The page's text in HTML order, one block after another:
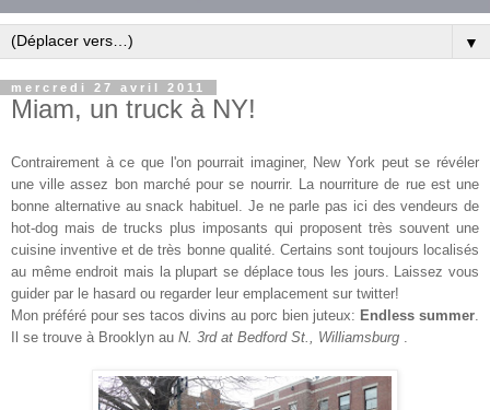
▼
mercredi 27 avril 2011
Miam, un truck à NY!
Contrairement à ce que l'on pourrait imaginer, New York peut se révéler
une ville assez bon marché pour se nourrir. La nourriture de rue est une
bonne alternative au snack habituel. Je ne parle pas ici des vendeurs de
hot-dog mais de trucks plus imposants qui proposent très souvent une
cuisine inventive et de très bonne qualité. Certains sont toujours localisés
au même endroit mais la plupart se déplace tous les jours. Laissez vous
guider par le hasard ou regarder leur emplacement sur twitter!
Mon préféré pour ses tacos divins au porc bien juteux: Endless summer.
Il se trouve à Brooklyn au N. 3rd at Bedford St., Williamsburg .